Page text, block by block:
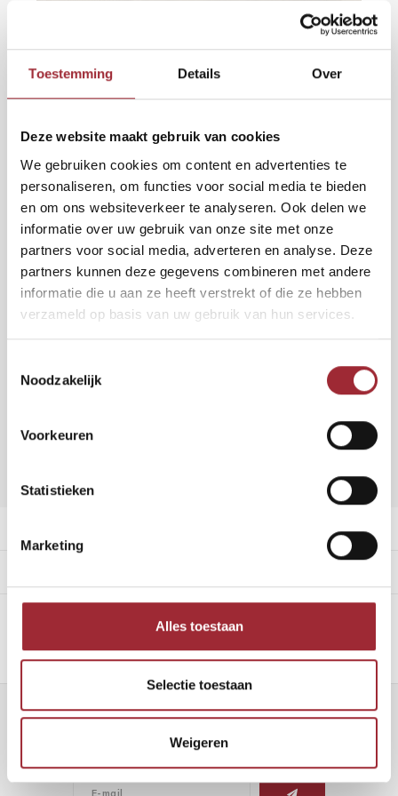
Toestemming Details Over
Deze website maakt gebruik van cookies
We gebruiken cookies om content en advertenties te
personaliseren, om functies voor social media te bieden
en om ons websiteverkeer te analyseren. Ook delen we
informatie over uw gebruik van onze site met onze
partners voor social media, adverteren en analyse. Deze
partners kunnen deze gegevens combineren met andere
informatie die u aan ze heeft verstrekt of die ze hebben
verzameld op basis van uw gebruik van hun services.
Noodzakelijk
Voorkeuren
Statistieken
Marketing
Alles toestaan
Selectie toestaan
Weigeren
€49,50 €35,00per m2
BEZORGING BINNEN 7 DAGEN
De Leeds visgraatvloer combineert een stoere uitstraling met tijdloze
elegantie.
De natuurlijke grijstinten geven het klassieke patroon een moderne
twist.Lees meer
m 2 Toevoegen aan winkelwagen
Nieuwsbrief
Ontvang de laatste updates, nieuws en aanbiedingen via email